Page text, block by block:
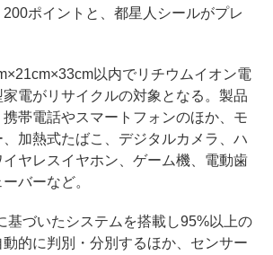
200ポイントと、都星人シールがプレ
以内でリチウムイオン電
電がリサイクルの対象となる。製品
帯電話やスマートフォンのほか、モ
加熱式たばこ、デジタルカメラ、ハ
ヤレスイヤホン、ゲーム機、電動歯
バーなど。
づいたシステムを搭載し95%以上の
的に判別・分別するほか、センサー